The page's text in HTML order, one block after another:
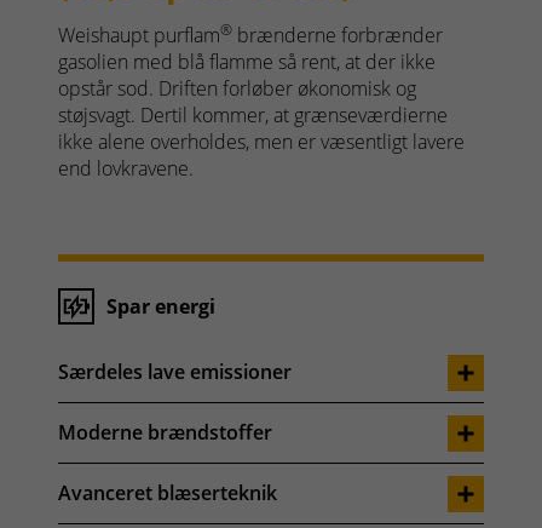
Weishaupt purflam® brænderne forbrænder
gasolien med blå flamme så rent, at der ikke
opstår sod. Driften forløber økonomisk og
støjsvagt. Dertil kommer, at grænseværdierne
ikke alene overholdes, men er væsentligt lavere
end lovkravene.
Spar energi
Særdeles lave emissioner
Moderne brændstoffer
Avanceret blæserteknik